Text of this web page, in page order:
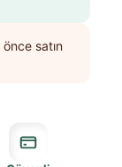
önce satın